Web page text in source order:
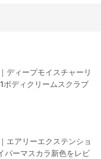
ディープモイスチャーリ
ボディクリームスクラブ
エアリーエクステンショ
パーマスカラ新色をレビ